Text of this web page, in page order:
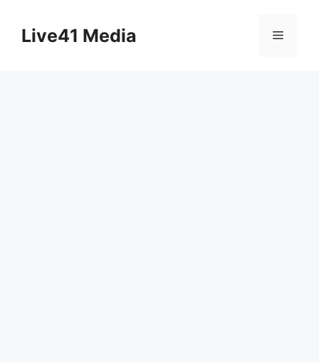
contentLive41 Media Menu